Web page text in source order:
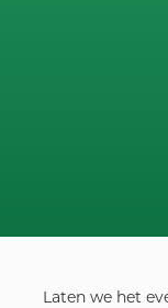
Laten we het